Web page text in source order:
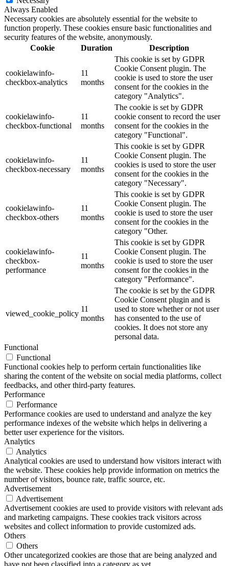
Always Enabled
Necessary cookies are absolutely essential for the website to
function properly. These cookies ensure basic functionalities and
security features of the website, anonymously.
Cookie
Duration Description
cookielawinfo-
checkbox-analytics
11
months
This cookie is set by GDPR
Cookie Consent plugin. The
cookie is used to store the user
consent for the cookies in the
category "Analytics".
cookielawinfo-
checkbox-functional
11
months
The cookie is set by GDPR
cookie consent to record the user
consent for the cookies in the
category "Functional".
cookielawinfo-
checkbox-necessary
11
months
This cookie is set by GDPR
Cookie Consent plugin. The
cookies is used to store the user
consent for the cookies in the
category "Necessary".
cookielawinfo-
checkbox-others
11
months
This cookie is set by GDPR
Cookie Consent plugin. The
cookie is used to store the user
consent for the cookies in the
category "Other.
cookielawinfo-
checkbox-
performance
11
months
This cookie is set by GDPR
Cookie Consent plugin. The
cookie is used to store the user
consent for the cookies in the
category "Performance".
viewed_cookie_policy
11
months
The cookie is set by the GDPR
Cookie Consent plugin and is
used to store whether or not user
has consented to the use of
cookies. It does not store any
personal data.
Functional
Functional
Functional cookies help to perform certain functionalities like
sharing the content of the website on social media platforms, collect
feedbacks, and other third-party features.
Performance
Performance
Performance cookies are used to understand and analyze the key
performance indexes of the website which helps in delivering a
better user experience for the visitors.
Analytics
Analytics
Analytical cookies are used to understand how visitors interact with
the website. These cookies help provide information on metrics the
number of visitors, bounce rate, traffic source, etc.
Advertisement
Advertisement
Advertisement cookies are used to provide visitors with relevant ads
and marketing campaigns. These cookies track visitors across
websites and collect information to provide customized ads.
Others
Others
Other uncategorized cookies are those that are being analyzed and